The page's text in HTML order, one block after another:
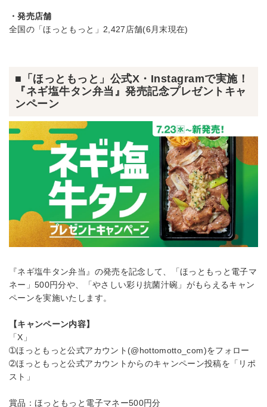
・発売店舗
全国の「ほっともっと」2,427店舗(6月末現在)
■「ほっともっと」公式X・Instagramで実施！
『ネギ塩牛タン弁当』発売記念プレゼントキャ
ンペーン
『ネギ塩牛タン弁当』の発売を記念して、「ほっともっと電子マ
ネー」500円分や、「やさしい彩り抗菌汁碗」がもらえるキャン
ペーンを実施いたします。
【キャンペーン内容】
「X」
➀ほっともっと公式アカウント(@hottomotto_com)をフォロー
➁ほっともっと公式アカウントからのキャンペーン投稿を「リポ
スト」
賞品：ほっともっと電子マネー500円分